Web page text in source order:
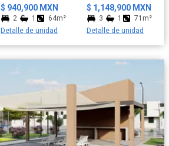
$ 940,900 MXN
2 1
64m²
Detalle de unidad
$ 1,148,900 MXN
3 1
71m²
Detalle de unidad